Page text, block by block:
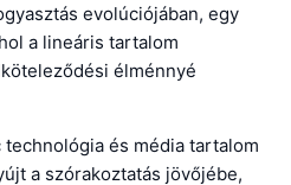
evolúciójában, egy
a lineáris tartalom
élménnyé
és média tartalom
a szórakoztatás jövőjébe,